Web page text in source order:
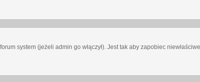
system (jeżeli admin go włączył). Jest tak aby zapobiec